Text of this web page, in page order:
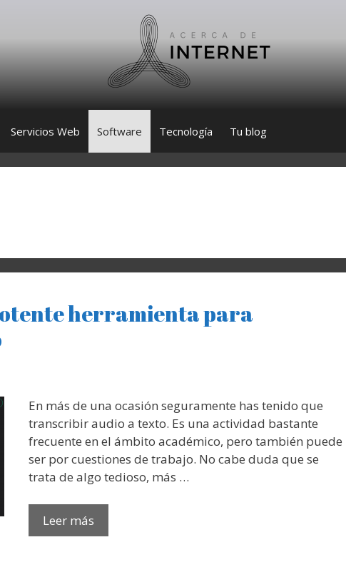
Servicios Web Software Tecnología Tu blog
herramienta para
En más de una ocasión seguramente has tenido que
transcribir audio a texto. Es una actividad bastante
frecuente en el ámbito académico, pero también puede
ser por cuestiones de trabajo. No cabe duda que se
trata de algo tedioso, más …
Leer más